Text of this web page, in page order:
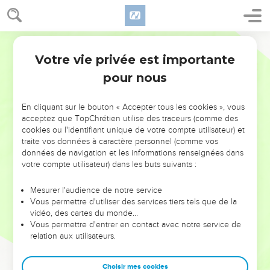
NE MANQUEZ PAS L’ÉVÉNEMENT
DE L’ANNÉE !
ET SI LEURS ERREURS POUVAIENT VOUS ÉVITER LES
VOTRES ?
leur foi ou leur vision. Mais on voit moins les doutes, les erreurs
et les saisons difficiles qu'ils ont traversés, alors même que ce
sont elles qui les ont façonnés.
Dans cette conférence, leaders, entrepreneurs, et responsables
clés pour avancer avec plus de sagesse afin que leurs erreurs
Votre vie privée est importante
pour nous
En cliquant sur le bouton « Accepter tous les cookies », vous
acceptez que TopChrétien utilise des traceurs (comme des
cookies ou l'identifiant unique de votre compte utilisateur) et
traite vos données à caractère personnel (comme vos
données de navigation et les informations renseignées dans
votre compte utilisateur) dans les buts suivants :
Mesurer l'audience de notre service
Vous permettre d'utiliser des services tiers tels que de la
vidéo, des cartes du monde…
Vous permettre d'entrer en contact avec notre service de
relation aux utilisateurs.
Choisir mes cookies